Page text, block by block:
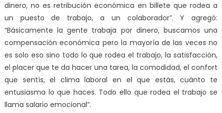
dinero, no es retribución económica en billete que rodea a
un puesto de trabajo, a un colaborador”. Y agregó:
“Básicamente la gente trabaja por dinero, buscamos una
compensación económica pero la mayoría de las veces no
es solo eso sino todo lo que rodea el trabajo, la satisfacción,
el placer que te da hacer una tarea, la comodidad, el confort
que sentís, el clima laboral en el que estás, cuánto te
entusiasma lo que haces. Todo ello que rodea el trabajo se
llama salario emocional”.